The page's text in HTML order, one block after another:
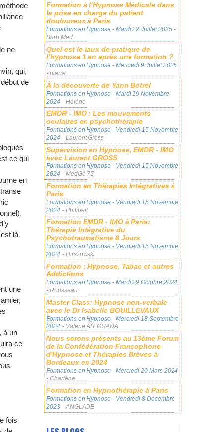
ne
qui,
de
ce qui
en
là
une
à un
ce
fois
Formation à l’Hypnose Médicale dans
la prise en charge du patient
douloureux à Paris
Formations en Hypnose - Mardi 22 Juillet 2025 -
Barh Med
Quel est le taux de pratique de
l’hypnose 1 an après une formation ?
Formations en Hypnose - Mercredi 9 Juillet 2025
- pierre
À la découverte de Yann Botrel
Formations en Hypnose - Mardi 19 Novembre
2024 - Hélène
EMDR - IMO : Les mouvements
oculaires en psychothérapie
Formations en Hypnose - Vendredi 15 Novembre
2024 - Laurent Gross
Supervision en Hypnose, EMDR - IMO
avec Laurent GROSS
Formations en Hypnose - Vendredi 15 Novembre
2024 - MedGé 75
Formation en Thérapies Intégratives à
Paris
Formations en Hypnose - Vendredi 15 Novembre
2024 - Philibert
Formation EMDR - IMO à Paris:
Thérapie Intégrative du
Psychotraumatisme 8 Jours
Formations en Hypnose - Vendredi 15 Novembre
2024 - Hirszowski
Formation : Hypnose, Tabac et autres
Addictions
Formations en Hypnose - Mardi 29 Octobre 2024
- Rousseau
Master Class: Hypnose non-verbale
avec le Dr Isabelle BOUILLEVAUX
Formations en Hypnose - Mercredi 18 Septembre
2024 - Valérie AÏT OUADA
Nous serons présents au 13ème Forum
de la Confédération Francophone
d'Hypnose et Thérapies Brèves à
Bordeaux en 2024
Formations en Hypnose - Mercredi 20 Mars 2024
- Charlène
Formation en Hypnothérapie à Paris
Formations en Hypnose - Vendredi 8 Décembre
2023 - ANGLADE